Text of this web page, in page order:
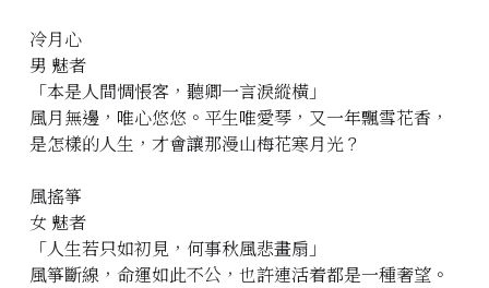
冷月心
男 魅者
「本是人間惆悵客，聽卿一言淚縱橫」
風月無邊，唯心悠悠。平生唯愛琴，又一年飄雪花香，
是怎樣的人生，才會讓那漫山梅花寒月光？
風搖箏
女 魅者
「人生若只如初見，何事秋風悲畫扇」
風箏斷線，命運如此不公，也許連活着都是一種奢望。